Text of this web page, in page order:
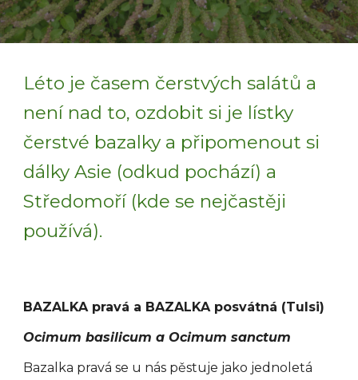
Léto je časem čerstvých salátů a
není nad to, ozdobit si je lístky
čerstvé bazalky a připomenout si
dálky Asie (odkud pochází) a
Středomoří (kde se nejčastěji
používá).
BAZALKA pravá a BAZALKA posvátná (Tulsi)
Ocimum basilicum a Ocimum sanctum
Bazalka pravá se u nás pěstuje jako jednoletá